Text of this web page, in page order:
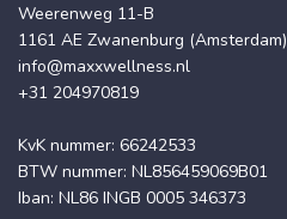
Weerenweg 11-B
1161 AE Zwanenburg (Amsterdam)
info@maxxwellness.nl
+31 204970819
KvK nummer: 66242533
BTW nummer: NL856459069B01
Iban: NL86 INGB 0005 346373